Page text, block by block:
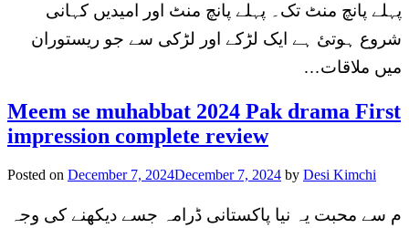
پہلے پانچ منٹ تک۔ پہلے پانچ منٹ اور امیدیں کہانی
شروع ہوتئ ہے ایک لڑکے اور لڑکی سے جو ریستوران
میں ملاقات…
Meem se muhabbat 2024 Pak drama First
impression complete review
Posted on December 7, 2024December 7, 2024 by Desi Kimchi
م سے محبت یہ نیا پاکستانی ڈرامہ جسے دیکھنے کی وجہ